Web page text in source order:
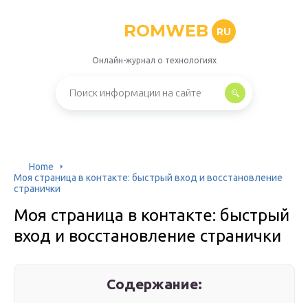
ROMWEB RU
Онлайн-журнал о технологиях
Home
Моя страница в контакте: быстрый вход и восстановление
странички
Моя страница в контакте: быстрый
вход и восстановление странички
Содержание: